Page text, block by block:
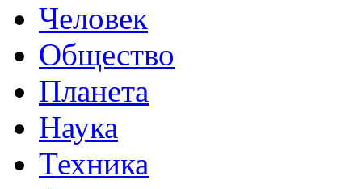
Человек
Общество
Планета
Наука
Техника